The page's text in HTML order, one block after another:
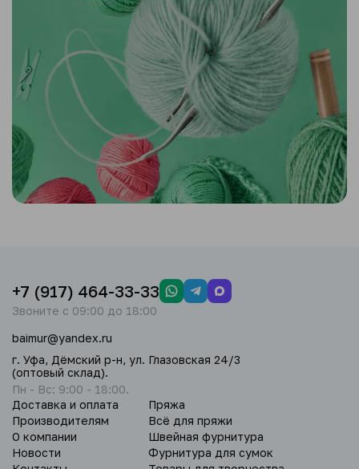
Доставка и оплата
Производителям
О компании
Новости
Пряжа
Всё для пряжи
Швейная фурнитура
Фурнитура для сумок
+7 (917) 464-33-33
Звоните с 09:00 до 18:00
baimur@yandex.ru
г. Уфа, Дёмский р-н, ул. Глазовская 24/3
(оптовый склад).
Пн - Вс: 9:00 - 18:00.